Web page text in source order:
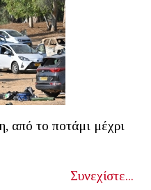
από το ποτάμι μέχρι
Συνεχίστε...